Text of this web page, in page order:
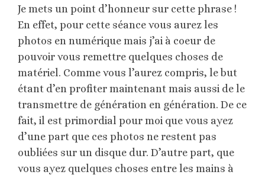
Je mets un point d’honneur sur cette phrase !
En effet, pour cette séance vous aurez les
photos en numérique mais j’ai à coeur de
pouvoir vous remettre quelques choses de
matériel. Comme vous l’aurez compris, le but
étant d’en profiter maintenant mais aussi de le
transmettre de génération en génération. De ce
fait, il est primordial pour moi que vous ayez
d’une part que ces photos ne restent pas
oubliées sur un disque dur. D’autre part, que
vous ayez quelques choses entre les mains à